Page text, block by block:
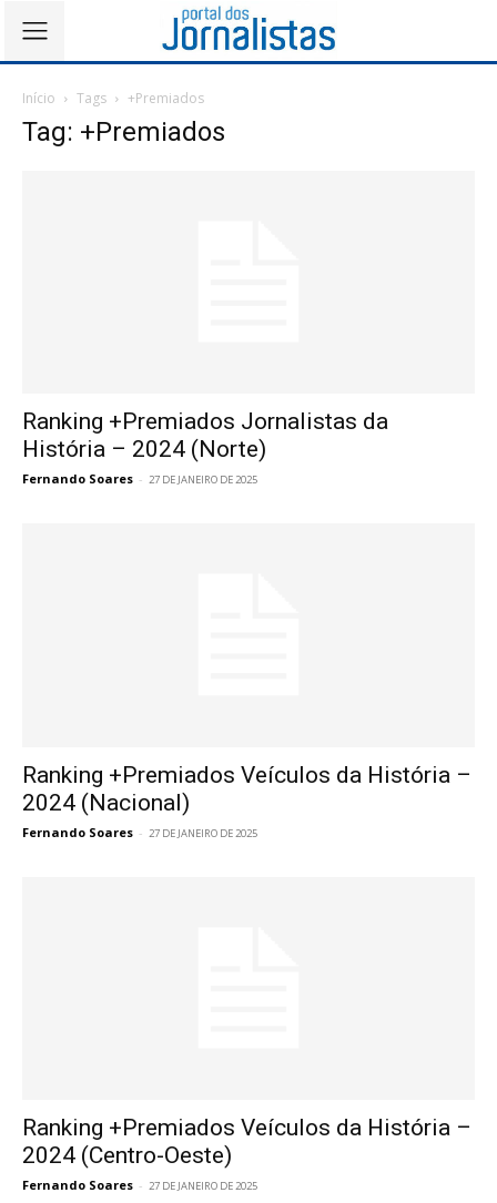
Início Tags +Premiados
Tag: +Premiados
Ranking +Premiados Jornalistas da
História – 2024 (Norte)
Fernando Soares - 27 DE JANEIRO DE 2025
Ranking +Premiados Veículos da História –
2024 (Nacional)
Fernando Soares - 27 DE JANEIRO DE 2025
Ranking +Premiados Veículos da História –
2024 (Centro-Oeste)
Fernando Soares - 27 DE JANEIRO DE 2025